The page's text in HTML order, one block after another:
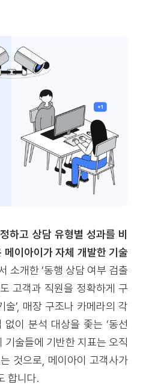
하고 상담 유형별 성과를 비
이아이가 자체 개발한 기술
소개한 ‘동행 상담 여부 검출
고객과 직원을 정확하게 구
술’, 매장 구조나 카메라의 각
이 분석 대상을 좇는 ‘동선
기술들에 기반한 지표는 오직
것으로, 메이아이 고객사가
합니다.